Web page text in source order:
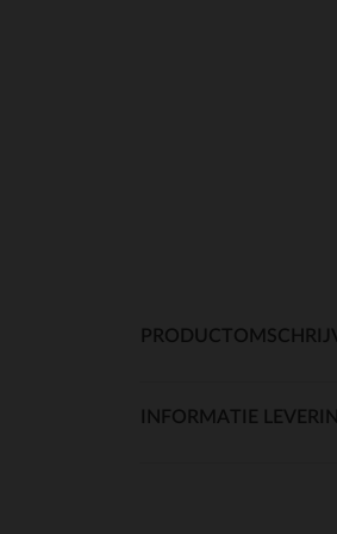
INFORMATIE